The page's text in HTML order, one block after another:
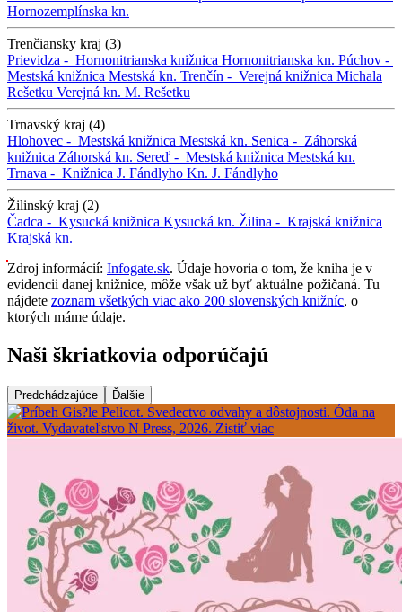
Hornozemplínska kn.
Trenčiansky kraj (3)
Prievidza - Hornonitrianska knižnica Hornonitrianska kn. Púchov -
Mestská knižnica Mestská kn. Trenčín - Verejná knižnica Michala
Rešetku Verejná kn. M. Rešetku
Trnavský kraj (4)
Hlohovec - Mestská knižnica Mestská kn. Senica - Záhorská
knižnica Záhorská kn. Sereď - Mestská knižnica Mestská kn.
Trnava - Knižnica J. Fándlyho Kn. J. Fándlyho
Žilinský kraj (2)
Čadca - Kysucká knižnica Kysucká kn. Žilina - Krajská knižnica
Krajská kn.
Zdroj informácií: Infogate.sk. Údaje hovoria o tom, že kniha je v
evidencii danej knižnice, môže však už byť aktuálne požičaná. Tu
nájdete zoznam všetkých viac ako 200 slovenských knižníc, o
ktorých máme údaje.
Naši škriatkovia odporúčajú
Predchádzajúce Ďalšie